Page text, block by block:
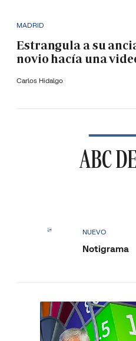
MADRID
Estrangula a su
novio hacía una
Carlos Hidalgo
ABC
NUEVO
Notigrama